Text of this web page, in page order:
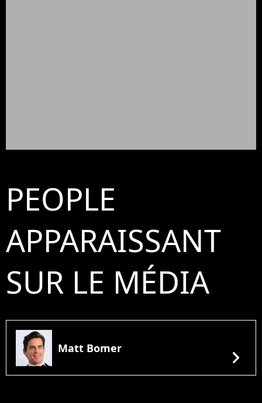
PEOPLE
APPARAISSANT
SUR LE MÉDIA
Matt Bomer chevron_right